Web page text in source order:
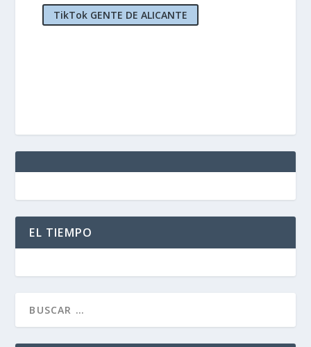
TikTok GENTE DE ALICANTE
EL TIEMPO